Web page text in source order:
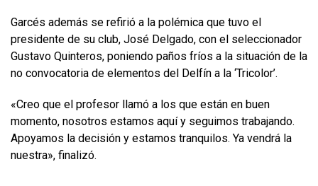
Garcés además se refirió a la polémica que tuvo el
presidente de su club, José Delgado, con el seleccionador
Gustavo Quinteros, poniendo paños fríos a la situación de la
no convocatoria de elementos del Delfín a la ‘Tricolor’.
«Creo que el profesor llamó a los que están en buen
momento, nosotros estamos aquí y seguimos trabajando.
Apoyamos la decisión y estamos tranquilos. Ya vendrá la
nuestra», finalizó.